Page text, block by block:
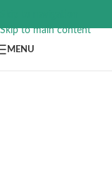
Skip to main content
MENU